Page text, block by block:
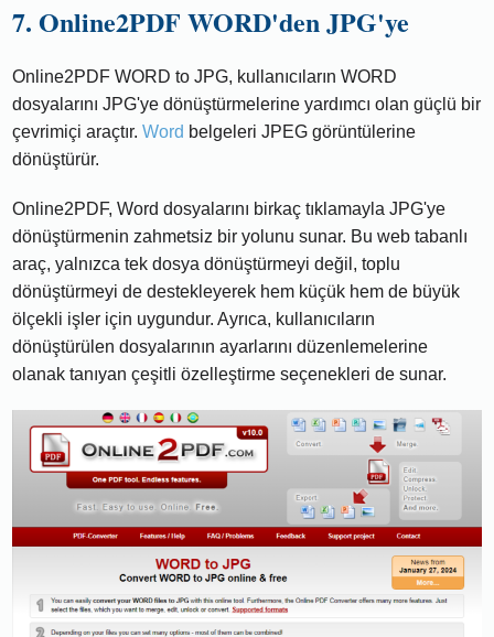
7. Online2PDF WORD'den JPG'ye
Online2PDF WORD to JPG, kullanıcıların WORD
dosyalarını JPG'ye dönüştürmelerine yardımcı olan güçlü bir
çevrimiçi araçtır.Word belgeleri JPEG görüntülerine
dönüştürür.
Online2PDF, Word dosyalarını birkaç tıklamayla JPG'ye
dönüştürmenin zahmetsiz bir yolunu sunar. Bu web tabanlı
araç, yalnızca tek dosya dönüştürmeyi değil, toplu
dönüştürmeyi de destekleyerek hem küçük hem de büyük
ölçekli işler için uygundur. Ayrıca, kullanıcıların
dönüştürülen dosyalarının ayarlarını düzenlemelerine
olanak tanıyan çeşitli özelleştirme seçenekleri de sunar.